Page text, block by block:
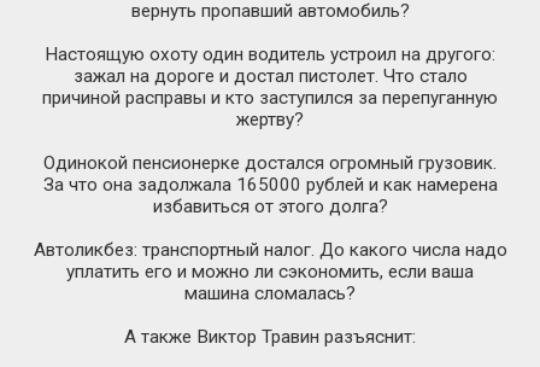
вернуть пропавший автомобиль?
Настоящую охоту один водитель устроил на другого:
зажал на дороге и достал пистолет. Что стало
причиной расправы и кто заступился за перепуганную
жертву?
Одинокой пенсионерке достался огромный грузовик.
За что она задолжала 165000 рублей и как намерена
избавиться от этого долга?
Автоликбез: транспортный налог. До какого числа надо
уплатить его и можно ли сэкономить, если ваша
машина сломалась?
А также Виктор Травин разъяснит: